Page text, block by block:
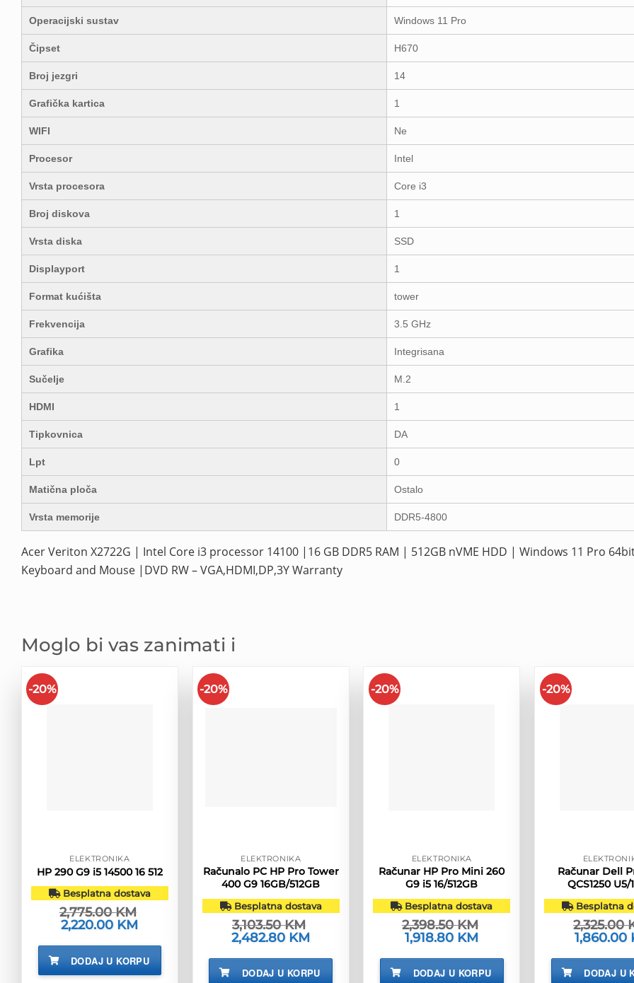
Operacijski sustav Windows 11 Pro
Čipset H670
Broj jezgri 14
Grafička kartica 1
WIFI Ne
Procesor Intel
Vrsta procesora Core i3
Broj diskova 1
Vrsta diska SSD
Displayport 1
Format kućišta tower
Frekvencija 3.5 GHz
Grafika Integrisana
Sučelje M.2
HDMI 1
Tipkovnica DA
Lpt 0
Matična ploča Ostalo
Vrsta memorije DDR5-4800
Acer Veriton X2722G | Intel Core i3 processor 14100 |16 GB DDR5 RAM | 512GB nVME HDD | Windows 11 Pro
Keyboard and Mouse |DVD RW – VGA,HDMI,DP,3Y Warranty
Moglo bi vas zanimati i
-20%
ELEKTRONIKA
HP 290 G9 i5 14500 16 512
Besplatna dostava
2,775.00KM
Izvorna
cijena
bila
2,775.00 KM.
2,220.00 KM
je:
DODAJ U KORPU
-20%
ELEKTRONIKA
Računalo PC HP Pro Tower
400 G9 16GB/512GB
Besplatna dostava
3,103.50KM
Izvorna
cijena
bila
3,103.50 KM.
2,482.80 KM
je:
DODAJ U KORPU
-20%
ELEKTRONIKA
Računar HP Pro Mini 260
G9 i5 16/512GB
Besplatna dostava
2,398.50KM
Izvorna
cijena
bila
2,398.50 KM.
1,918.80 KM
je:
DODAJ U KORPU
-20%
Računar Dell
QCS1250 U5/
Besplatna
2,325.00
Izvorna
cijena
bila
2,325.00
1,860.00
DODAJ U